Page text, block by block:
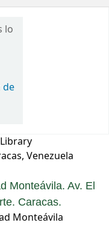
lo
de
Venezuela
Monteávila. Av. El
Caracas.
Monteávila